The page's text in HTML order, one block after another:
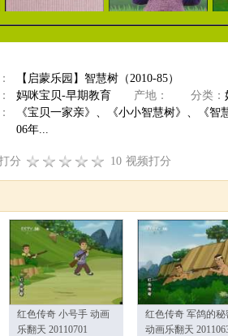
【启蒙乐园】智慧树（2010-85）
妈咪宝贝-早期教育 产地： 分类：
《宝贝一家亲》、《小小智慧树》、《
06年...
分 10 视频打分
红色传奇 小号手 动画
乐翻天 20110701
红色传奇 军鸽的秘
动画乐翻天